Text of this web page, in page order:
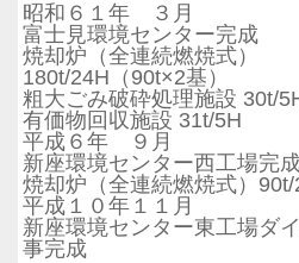
昭和６１年 ３月
富士見環境センター完成
焼却炉（全連続燃焼式）
180t/24H（90t×2基）
粗大ごみ破砕処理施設 30t/
有価物回収施設 31t/5H
平成６年 ９月
新座環境センター西工場完
焼却炉（全連続燃焼式）
平成１０年１１月
新座環境センター東工場ダ
事完成